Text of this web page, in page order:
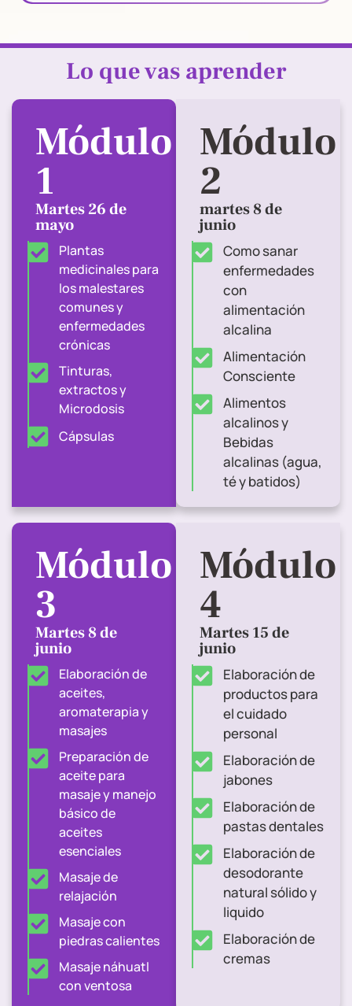
Lo que vas aprender
Módulo
1
Martes 26 de
mayo
Plantas
medicinales para
los malestares
comunes y
enfermedades
crónicas
Tinturas,
extractos y
Microdosis
Cápsulas
Módulo
2
martes 8 de
junio
Como sanar
enfermedades
con
alimentación
alcalina
Alimentación
Consciente
Alimentos
alcalinos y
Bebidas
alcalinas (agua,
té y batidos)
Módulo
3
Martes 8 de
junio
Elaboración de
aceites,
aromaterapia y
masajes
Preparación de
aceite para
masaje y manejo
básico de
aceites
esenciales
Masaje de
relajación
Masaje con
piedras calientes
Masaje náhuatl
con ventosa
Módulo
4
Martes 15 de
junio
Elaboración de
productos para
el cuidado
personal
Elaboración de
jabones
Elaboración de
pastas dentales
Elaboración de
desodorante
natural sólido y
liquido
Elaboración de
cremas